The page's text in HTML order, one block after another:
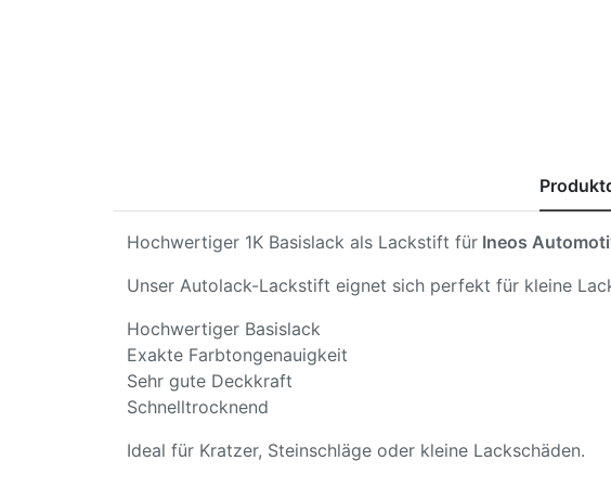
Hochwertiger 1K Basislack als Lackstift für Ineos
Unser Autolack-Lackstift eignet sich perfekt für kleine
Hochwertiger Basislack
Exakte Farbtongenauigkeit
Sehr gute Deckkraft
Schnelltrocknend
Ideal für Kratzer, Steinschläge oder kleine Lackschäden.